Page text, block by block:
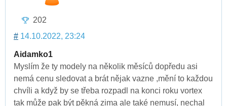
202
# 14.10.2022, 23:24
Aidamko1
Myslím že ty modely na několik měsíců dopředu asi
nemá cenu sledovat a brát nějak vazne ,mění to každou
chvíli a když by se třeba rozpadl na konci roku vortex
tak může pak být pěkná zima ale také nemusí, nechal